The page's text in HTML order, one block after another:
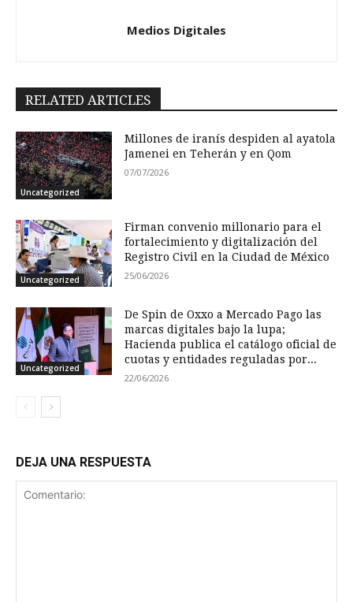
Medios Digitales
RELATED ARTICLES
Uncategorized
Millones de iranís despiden al ayatola
Jamenei en Teherán y en Qom
07/07/2026
Uncategorized
Firman convenio millonario para el
fortalecimiento y digitalización del
Registro Civil en la Ciudad de México
25/06/2026
Uncategorized
De Spin de Oxxo a Mercado Pago las
marcas digitales bajo la lupa;
Hacienda publica el catálogo oficial de
cuotas y entidades reguladas por...
22/06/2026
DEJA UNA RESPUESTA